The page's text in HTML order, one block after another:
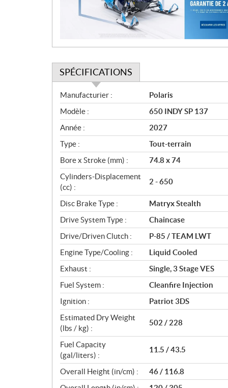
SPÉCIFICATIONS
S
p
é
c
i
f
i
c
a
t
i
o
n
s
Manufacturier :
Polaris
Modèle :
650 INDY SP 137
Année :
2027
Type :
Tout-terrain
Bore x Stroke (mm) :
74.8 x 74
Cylinders-Displacement
(cc) :
2 - 650
Disc Brake Type :
Matryx Stealth
Drive System Type :
Chaincase
Drive/Driven Clutch :
P-85 / TEAM LWT
Engine Type/Cooling :
Liquid Cooled
Exhaust :
Single, 3 Stage VES
Fuel System :
Cleanfire Injection
Ignition :
Patriot 3DS
Estimated Dry Weight
(lbs / kg) :
502 / 228
Fuel Capacity
(gal/liters) :
11.5 / 43.5
Overall Height (in/cm) :
46 / 116.8